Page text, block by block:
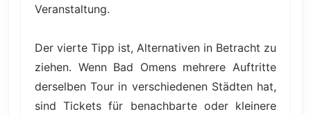
Veranstaltung.
Der vierte Tipp ist, Alternativen in Betracht zu
ziehen. Wenn Bad Omens mehrere Auftritte
derselben Tour in verschiedenen Städten hat,
sind Tickets für benachbarte oder kleinere